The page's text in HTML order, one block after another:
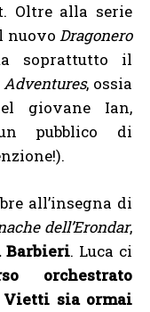
Oltre alla serie
nuovo Dragonero
soprattutto il
Adventures, ossia
giovane Ian,
pubblico di
all’insegna di
dell’Erondar,
Barbieri. Luca ci
orchestrato
Vietti sia ormai